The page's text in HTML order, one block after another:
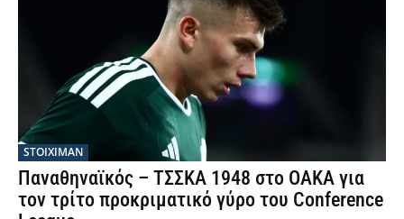
STOIXIMAN
Παναθηναϊκός – ΤΣΣΚΑ 1948 στο ΟΑΚΑ για
τον τρίτο προκριματικό γύρο του Conference